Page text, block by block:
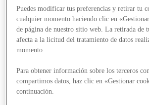
Puedes modificar tus preferencias y retirar tu
cualquier momento haciendo clic en
de página de nuestro sitio web. La retirada de
afecta a la licitud del tratamiento de datos
momento.
Para obtener información sobre los terceros
compartimos datos, haz clic en «Gestionar
continuación.